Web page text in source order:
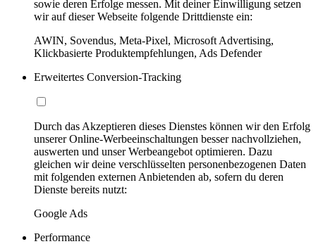
sowie deren Erfolge messen. Mit deiner Einwilligung setzen
wir auf dieser Webseite folgende Drittdienste ein:
AWIN, Sovendus, Meta-Pixel, Microsoft Advertising,
Klickbasierte Produktempfehlungen, Ads Defender
Erweitertes Conversion-Tracking
Durch das Akzeptieren dieses Dienstes können wir den Erfolg
unserer Online-Werbeeinschaltungen besser nachvollziehen,
auswerten und unser Werbeangebot optimieren. Dazu
gleichen wir deine verschlüsselten personenbezogenen Daten
mit folgenden externen Anbietenden ab, sofern du deren
Dienste bereits nutzt:
Google Ads
Performance